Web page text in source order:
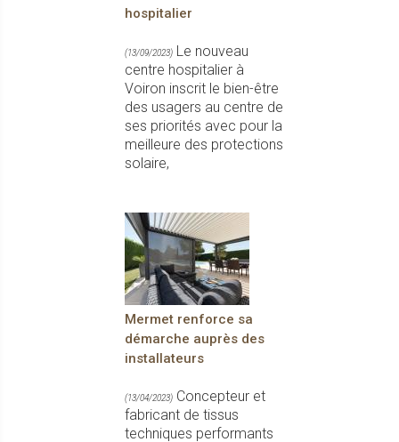
hospitalier
(13/09/2023) Le nouveau
centre hospitalier à
Voiron inscrit le bien-être
des usagers au centre de
ses priorités avec pour la
meilleure des protections
solaire,
Mermet renforce sa
démarche auprès des
installateurs
(13/04/2023) Concepteur et
fabricant de tissus
techniques performants